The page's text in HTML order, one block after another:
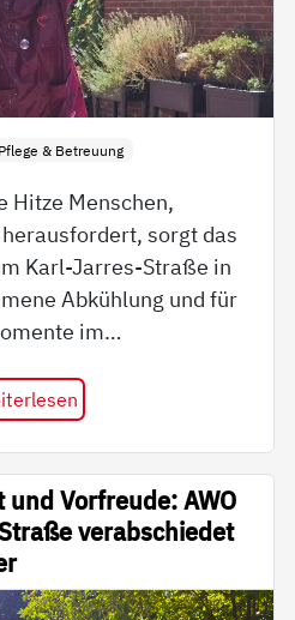
& Betreuung
Hitze Menschen,
sorgt das
Karl-Jarres-Straße in
Abkühlung und für
im…
Vorfreude: AWO
verabschiedet